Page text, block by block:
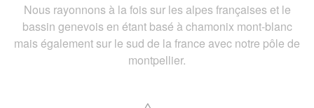
Nous rayonnons à la fois sur les alpes françaises et le
bassin genevois en étant basé à chamonix mont-blanc
mais également sur le sud de la france avec notre pôle de
montpellier.